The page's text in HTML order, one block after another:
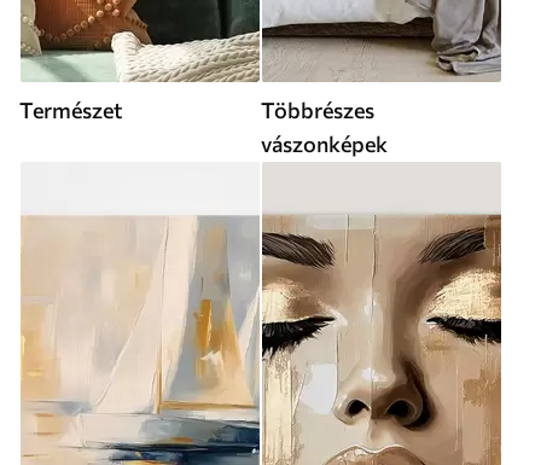
Természet
Többrészes
vászonképek